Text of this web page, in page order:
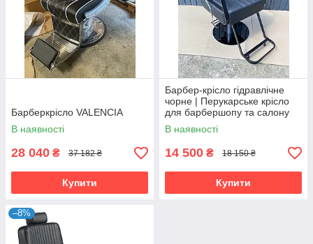
Барберкрісло VALENCIA
В наявності
28 040 ₴ 37 182 ₴
Купити
Барбер-крісло гідравлічне
чорне | Перукарське крісло
для барбершопу та салону
краси
В наявності
14 500 ₴ 18 150 ₴
Купити
–8%